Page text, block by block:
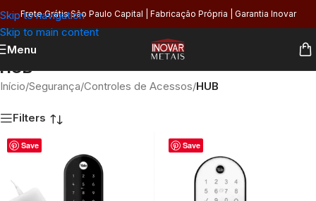
Skip to navigation
Skip to main content
Frete Grátis São Paulo Capital | Fabricação Própria | Garantia Inovar
Menu
HUB
Início/Segurança/Controles de Acessos/HUB
Filters
Save Save